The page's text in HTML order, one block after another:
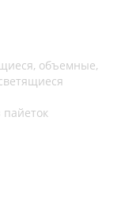
объемные,